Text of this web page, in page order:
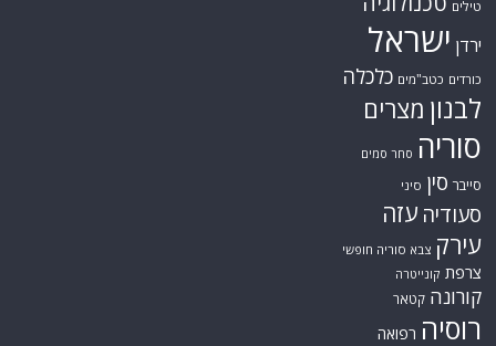
טילים
ירדן ישראל
כורדים כטב"מים כלכלה
לבנון מצרים
סוריה סחר סמים
סייבר סין סיני
סעודיה עזה
עירק צבא סוריה חופשי
צרפת קונייטרה
קורונה קטאר
רוסיה רפואה